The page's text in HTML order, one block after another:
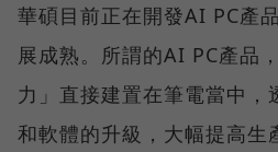
華碩目前正在開發AI PC產
展成熟。所謂的AI PC產品
力」直接建置在筆電當中，
和軟體的升級，大幅提高生